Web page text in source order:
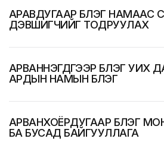
АРАВДУГААР БҮЛЭГ НАМААС
ДЭВШИГЧИЙГ ТОДРУУЛАХ
АРВАННЭГДҮГЭЭР БҮЛЭГ УИХ
АРДЫН НАМЫН БҮЛЭГ
АРВАНХОЁРДУГААР БҮЛЭГ
БА БУСАД БАЙГУУЛЛАГА